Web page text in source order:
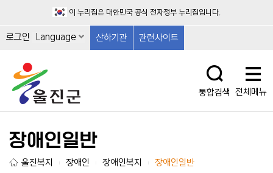
이 누리집은 대한민국 공식 전자정부 누리집입니다.
로그인 Language 산하기관 관련사이트
통합검색 전체메뉴
장애인일반
울진복지 장애인 장애인복지 장애인일반